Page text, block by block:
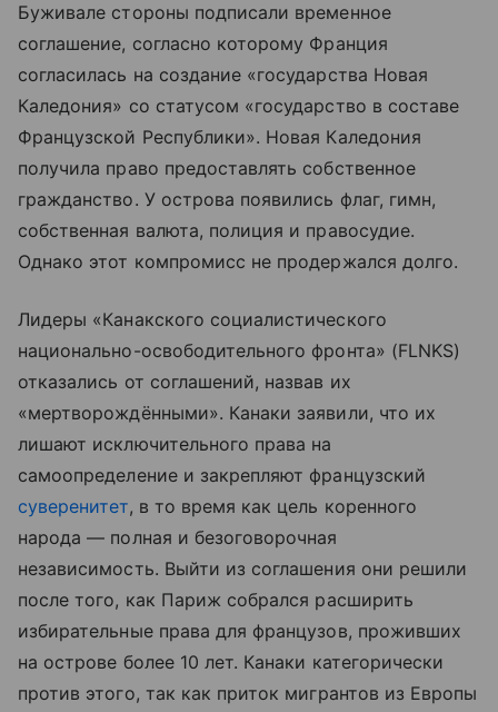
Буживале стороны подписали временное
соглашение, согласно которому Франция
согласилась на создание «государства Новая
Каледония» со статусом «государство в составе
Французской Республики». Новая Каледония
получила право предоставлять собственное
гражданство. У острова появились флаг, гимн,
собственная валюта, полиция и правосудие.
Однако этот компромисс не продержался долго.
Лидеры «Канакского социалистического
национально-освободительного фронта» (FLNKS)
отказались от соглашений, назвав их
«мертворождёнными». Канаки заявили, что их
лишают исключительного права на
самоопределение и закрепляют французский
суверенитет, в то время как цель коренного
народа — полная и безоговорочная
независимость. Выйти из соглашения они решили
после того, как Париж собрался расширить
избирательные права для французов, проживших
на острове более 10 лет. Канаки категорически
против этого, так как приток мигрантов из Европы